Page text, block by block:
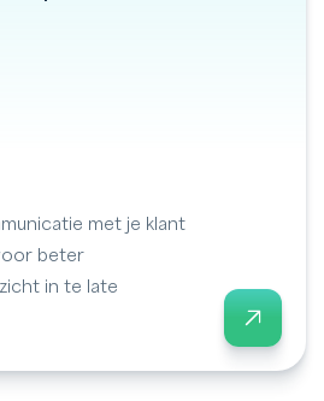
met je klant
beter
in te late